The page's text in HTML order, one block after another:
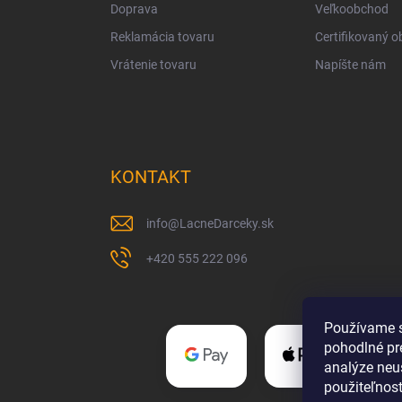
Používame
pohodlné
analýze
Doprava
Reklamácia tovaru
Vrátenie tovaru
Veľkoobchod
Certifikovaný
Napíšte nám
KONTAKT
info@LacneDarceky.sk
+420 555 222 096